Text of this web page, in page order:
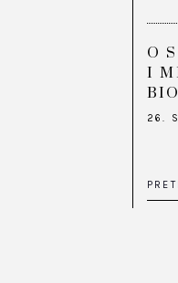
O
I
26.